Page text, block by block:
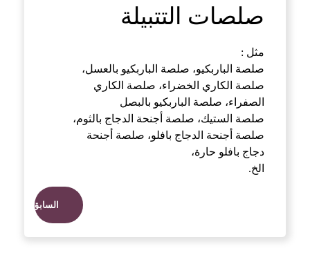
السابق
صلصات التتبيلة
مثل :
صلصة الباربكيو، صلصة الباربكيو بالعسل،
صلصة الكاري الخضراء، صلصة الكاري
الصفراء، صلصة الباربكيو بالبصل
صلصة الستيك، صلصة أجنحة الدجاج بالثوم،
صلصة أجنحة الدجاج بافلو، صلصة أجنحة
دجاج بافلو حارة،
الخ.